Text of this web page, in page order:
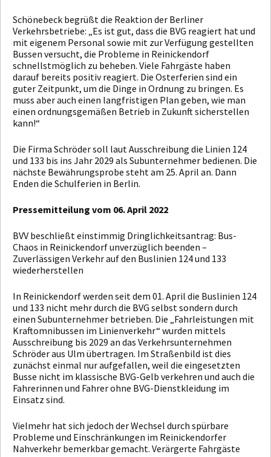
Schönebeck begrüßt die Reaktion der Berliner
Verkehrsbetriebe: „Es ist gut, dass die BVG reagiert hat und
mit eigenem Personal sowie mit zur Verfügung gestellten
Bussen versucht, die Probleme in Reinickendorf
schnellstmöglich zu beheben. Viele Fahrgäste haben
darauf bereits positiv reagiert. Die Osterferien sind ein
guter Zeitpunkt, um die Dinge in Ordnung zu bringen. Es
muss aber auch einen langfristigen Plan geben, wie man
einen ordnungsgemäßen Betrieb in Zukunft sicherstellen
kann!“
Die Firma Schröder soll laut Ausschreibung die Linien 124
und 133 bis ins Jahr 2029 als Subunternehmer bedienen. Die
nächste Bewährungsprobe steht am 25. April an. Dann
Enden die Schulferien in Berlin.
Pressemitteilung vom 06. April 2022
BVV beschließt einstimmig Dringlichkeitsantrag: Bus-
Chaos in Reinickendorf unverzüglich beenden –
Zuverlässigen Verkehr auf den Buslinien 124 und 133
wiederherstellen
In Reinickendorf werden seit dem 01. April die Buslinien 124
und 133 nicht mehr durch die BVG selbst sondern durch
einen Subunternehmer betrieben. Die „Fahrleistungen mit
Kraftomnibussen im Linienverkehr“ wurden mittels
Ausschreibung bis 2029 an das Verkehrsunternehmen
Schröder aus Ulm übertragen. Im Straßenbild ist dies
zunächst einmal nur aufgefallen, weil die eingesetzten
Busse nicht im klassische BVG-Gelb verkehren und auch die
Fahrerinnen und Fahrer ohne BVG-Dienstkleidung im
Einsatz sind.
Vielmehr hat sich jedoch der Wechsel durch spürbare
Probleme und Einschränkungen im Reinickendorfer
Nahverkehr bemerkbar gemacht. Verärgerte Fahrgäste